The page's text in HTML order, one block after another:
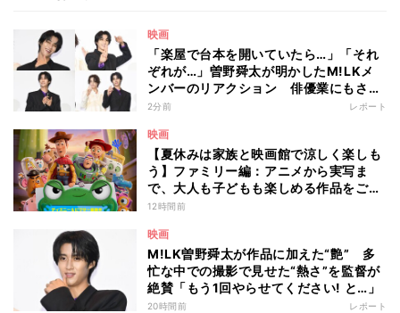
映画
「楽屋で台本を開いていたら…」「それ
ぞれが…」曽野舜太が明かしたM!LKメ
ンバーのリアクション 俳優業にもさら
なる意欲
2分前 レポート
映画
【夏休みは家族と映画館で涼しく楽しも
う】ファミリー編：アニメから実写ま
で、大人も子どもも楽しめる作品をご紹
介 - 編集部が注目する最新映画5選
12時間前
映画
M!LK曽野舜太が作品に加えた“艶” 多
忙な中での撮影で見せた“熱さ”を監督が
絶賛「もう1回やらせてください! と…」
20時間前 レポート